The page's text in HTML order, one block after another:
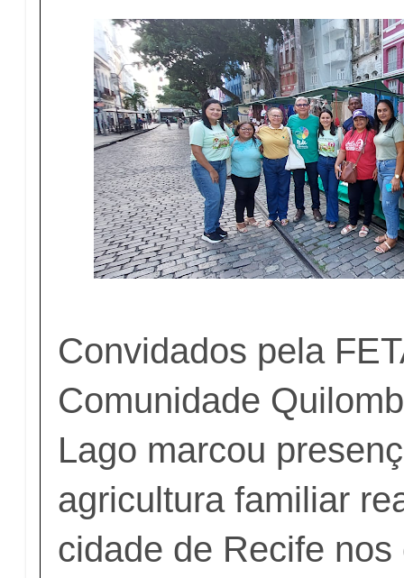
Convidados pela
Comunidade
Lago marcou
agricultura familiar
cidade de Recife